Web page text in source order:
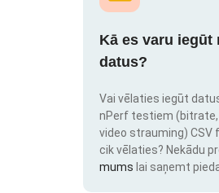
Kā es varu iegūt
datus?
Vai vēlaties iegūt
nPerf testiem (bitrate,
video strauming)
cik vēlaties? Nekādu
mums lai saņemt